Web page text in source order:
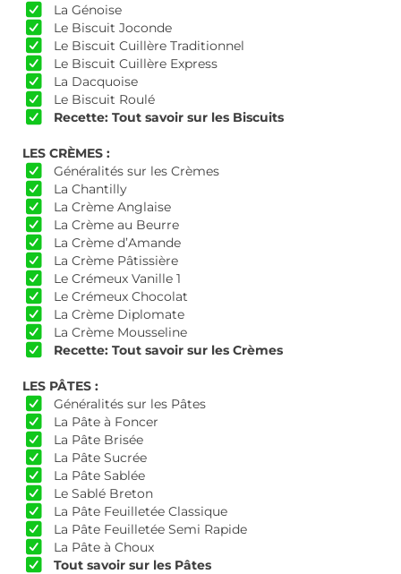
La Génoise
Le Biscuit Joconde
Le Biscuit Cuillère Traditionnel
Le Biscuit Cuillère Express
La Dacquoise
Le Biscuit Roulé
Recette: Tout savoir sur les Biscuits
LES CRÈMES :
Généralités sur les Crèmes
La Chantilly
La Crème Anglaise
La Crème au Beurre
La Crème d’Amande
La Crème Pâtissière
Le Crémeux Vanille 1
Le Crémeux Chocolat
La Crème Diplomate
La Crème Mousseline
Recette: Tout savoir sur les Crèmes
LES PÂTES :
Généralités sur les Pâtes
La Pâte à Foncer
La Pâte Brisée
La Pâte Sucrée
La Pâte Sablée
Le Sablé Breton
La Pâte Feuilletée Classique
La Pâte Feuilletée Semi Rapide
La Pâte à Choux
Tout savoir sur les Pâtes